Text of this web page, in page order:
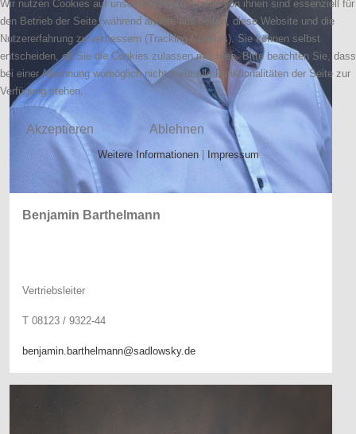
Benjamin Barthelmann
Vertriebsleiter
T 08123 / 9322-44
benjamin.barthelmann@sadlowsky.de
Wir nutzen Cookies auf unserer Website. Einige von ihnen sind essenziell für
den Betrieb der Seite, während andere uns helfen, diese Website und die
Nutzererfahrung zu verbessern (Tracking Cookies). Sie können selbst
entscheiden, ob Sie die Cookies zulassen möchten. Bitte beachten Sie, dass
bei einer Ablehnung womöglich nicht mehr alle Funktionalitäten der Seite zur
Verfügung stehen.
Akzeptieren Ablehnen
Weitere Informationen| Impressum